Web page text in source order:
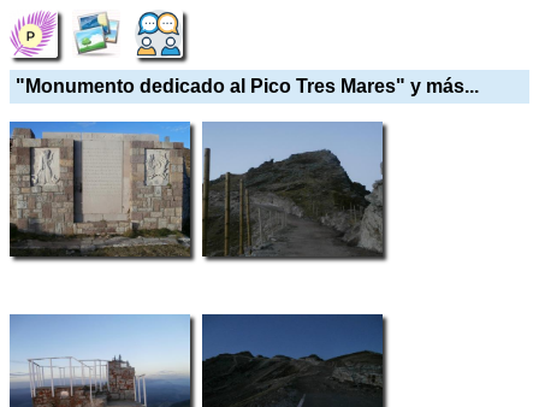
"Monumento dedicado al Pico Tres Mares" y más...